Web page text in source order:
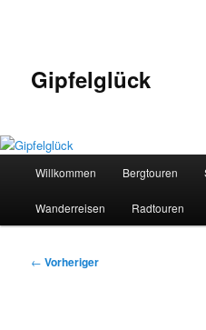
Gipfelglück
Willkommen Bergtouren
Wanderreisen Radtouren
Beitragsnavigation
← Vorheriger